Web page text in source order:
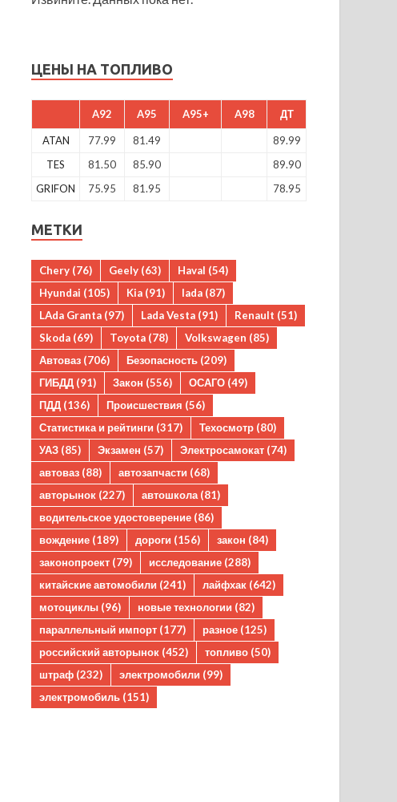
ЦЕНЫ НА ТОПЛИВО
A92 A95 A95+ A98 ДТ
ATAN 77.99 81.49
89.99
TES
81.50 85.90
89.90
GRIFON
75.95 81.95 78.95
МЕТКИ
Chery (76) Geely (63) Haval (54)
Hyundai (105) Kia (91) lada (87)
LAda Granta (97) Lada Vesta (91) Renault (51)
Skoda (69) Toyota (78) Volkswagen (85)
Автоваз (706) Безопасность (209)
ГИБДД (91) Закон (556) ОСАГО (49)
ПДД (136) Происшествия (56)
Статистика и рейтинги (317) Техосмотр (80)
УАЗ (85) Экзамен (57) Электросамокат (74)
автоваз (88) автозапчасти (68)
авторынок (227) автошкола (81)
водительское удостоверение (86)
вождение (189) дороги (156) закон (84)
законопроект (79) исследование (288)
китайские автомобили (241) лайфхак (642)
мотоциклы (96) новые технологии (82)
параллельный импорт (177) разное (125)
российский авторынок (452) топливо (50)
штраф (232) электромобили (99)
электромобиль (151)